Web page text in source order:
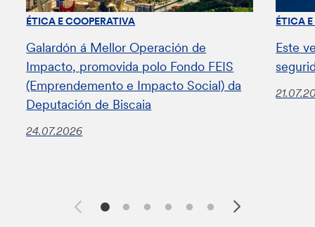
ÉTICA E COOPERATIVA
Galardón á Mellor Operación de
Impacto, promovida polo Fondo FEIS
(Emprendemento e Impacto Social) da
Deputación de Biscaia
24.07.2026
ÉTICA
Este